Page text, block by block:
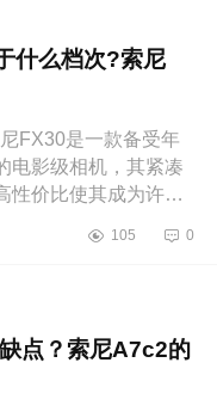
什么档次?索尼
是一款备受年
电影级相机，其紧凑
性价比使其成为许多
介绍下索尼fx30属于
105 0
点？索尼A7c2的